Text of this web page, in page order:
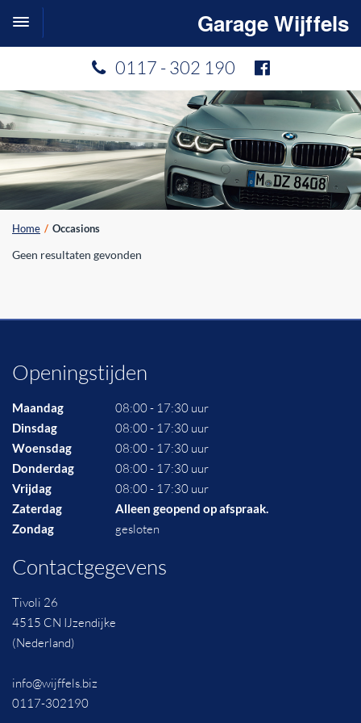
Garage Wijffels
0117 - 302 190
Toggle
navigation
Home Occasions
Geen resultaten gevonden
Openingstijden
Maandag 08:00 - 17:30 uur
Dinsdag 08:00 - 17:30 uur
Woensdag 08:00 - 17:30 uur
Donderdag 08:00 - 17:30 uur
Vrijdag 08:00 - 17:30 uur
Zaterdag
Alleen geopend op afspraak.
Zondag
gesloten
Contactgegevens
Tivoli 26
4515 CN IJzendijke
(Nederland)
info@wijffels.biz
0117-302190